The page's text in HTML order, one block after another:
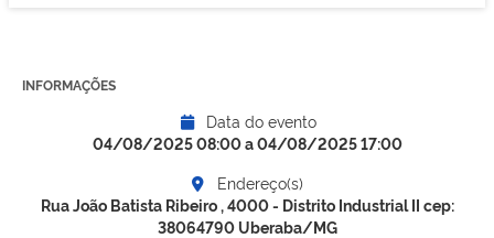
INFORMAÇÕES
Data do evento
04/08/2025 08:00 a 04/08/2025 17:00
Endereço(s)
Rua João Batista Ribeiro , 4000 - Distrito Industrial II cep:
38064790 Uberaba/MG